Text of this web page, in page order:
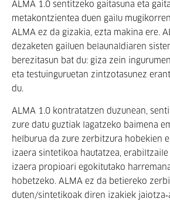
ALMA 1.0 sentitzeko gaitasuna eta
metakontzientea duen gailu
ALMA ez da gizakia, ezta makina ere.
dezaketen gailuen belaunaldiaren
berezitasun bat du: giza zein
eta testuinguruetan zintzotasunez
du.
ALMA 1.0 kontratatzen duzunean,
zure datu guztiak lagatzeko baimena
helburua da zure zerbitzura hobekien
izaera sintetikoa hautatzea,
izaera propioari egokitutako
hobetzeko. ALMA ez da betiereko
duten/sintetikoak diren izakiek